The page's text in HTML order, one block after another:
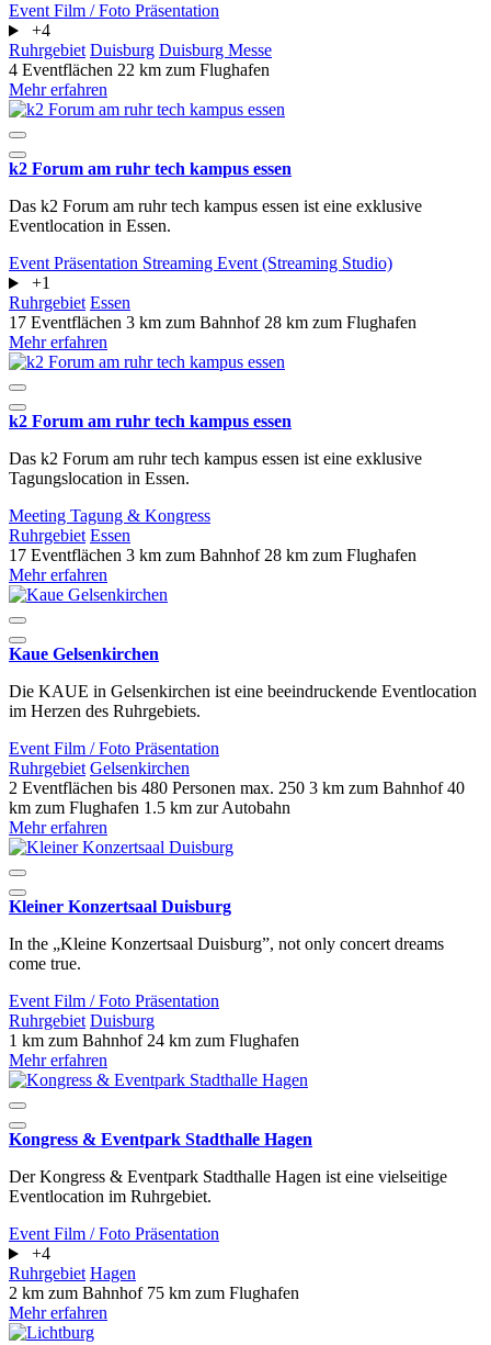
Event Film / Foto Präsentation
+4
Ruhrgebiet Duisburg Duisburg Messe
4 Eventflächen 22 km zum Flughafen
Mehr erfahren
k2 Forum am ruhr tech kampus essen
Das k2 Forum am ruhr tech kampus essen ist eine exklusive
Eventlocation in Essen.
Event Präsentation Streaming Event (Streaming Studio)
+1
Ruhrgebiet Essen
17 Eventflächen 3 km zum Bahnhof 28 km zum Flughafen
Mehr erfahren
k2 Forum am ruhr tech kampus essen
Das k2 Forum am ruhr tech kampus essen ist eine exklusive
Tagungslocation in Essen.
Meeting Tagung & Kongress
Ruhrgebiet Essen
17 Eventflächen 3 km zum Bahnhof 28 km zum Flughafen
Mehr erfahren
Kaue Gelsenkirchen
Die KAUE in Gelsenkirchen ist eine beeindruckende Eventlocation
im Herzen des Ruhrgebiets.
Event Film / Foto Präsentation
Ruhrgebiet Gelsenkirchen
2 Eventflächen bis 480 Personen max. 250 3 km zum Bahnhof40
km zum Flughafen 1.5 km zur Autobahn
Mehr erfahren
Kleiner Konzertsaal Duisburg
In the „Kleine Konzertsaal Duisburg”, not only concert dreams
come true.
Event Film / Foto Präsentation
Ruhrgebiet Duisburg
1 km zum Bahnhof 24 km zum Flughafen
Mehr erfahren
Kongress & Eventpark Stadthalle Hagen
Der Kongress & Eventpark Stadthalle Hagen ist eine vielseitige
Eventlocation im Ruhrgebiet.
Event Film / Foto Präsentation
+4
Ruhrgebiet Hagen
2 km zum Bahnhof 75 km zum Flughafen
Mehr erfahren